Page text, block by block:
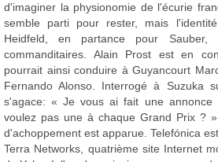
d'imaginer la physionomie de l'écurie
semble parti pour rester, mais
Heidfeld, en partance pour
commanditaires. Alain Prost est en
pourrait ainsi conduire à Guyancourt
Fernando Alonso. Interrogé à Suzuka
s'agace: « Je vous ai fait une annonce
voulez pas une à chaque Grand Prix ?
d'achoppement est apparue. Telefónica
Terra Networks, quatrième site Internet